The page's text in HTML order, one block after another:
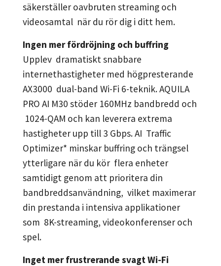
säkerställer oavbruten streaming och
videosamtal när du rör dig i ditt hem.
Ingen mer fördröjning och buffring
Upplev dramatiskt snabbare
internethastigheter med högpresterande
AX3000 dual-band Wi-Fi 6-teknik. AQUILA
PRO AI M30 stöder 160MHz bandbredd och
1024-QAM och kan leverera extrema
hastigheter upp till 3 Gbps. AI Traffic
Optimizer* minskar buffring och trängsel
ytterligare när du kör flera enheter
samtidigt genom att prioritera din
bandbreddsanvändning, vilket maximerar
din prestanda i intensiva applikationer
som 8K-streaming, videokonferenser och
spel.
Inget mer frustrerande svagt Wi-Fi